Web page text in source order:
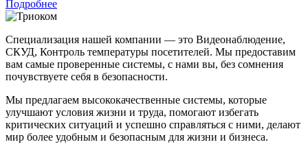
Подробнее
Специализация нашей компании — это Видеонаблюдение,
СКУД, Контроль температуры посетителей. Мы предоставим
вам самые проверенные системы, с нами вы, без сомнения
почувствуете себя в безопасности.
Мы предлагаем высококачественные системы, которые
улучшают условия жизни и труда, помогают избегать
критических ситуаций и успешно справляться с ними, делают
мир более удобным и безопасным для жизни и бизнеса.